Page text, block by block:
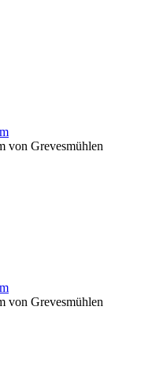
von Grevesmühlen
von Grevesmühlen